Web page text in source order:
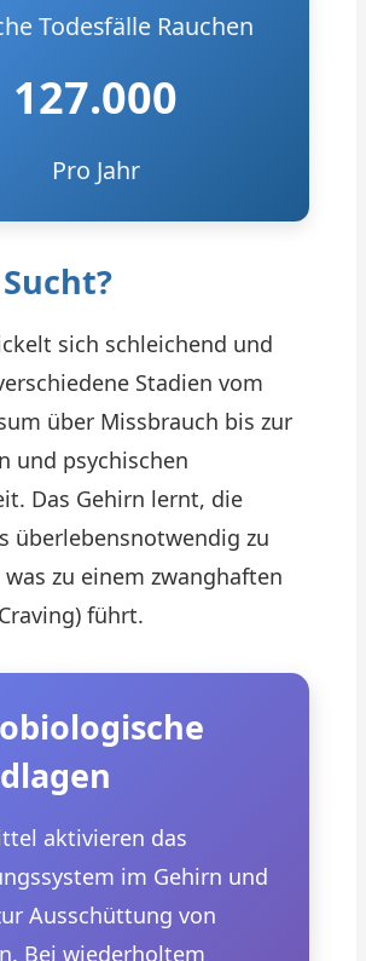
Todesfälle Rauchen
127.000
Pro Jahr
sich schleichend und
Stadien vom
über Missbrauch bis zur
und psychischen
Das Gehirn lernt, die
überlebensnotwendig zu
zu einem zwanghaften
führt.
aktivieren das
im Gehirn und
Ausschüttung von
Bei wiederholtem